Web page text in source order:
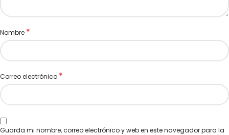
Nombre *
Correo electrónico *
Guarda mi nombre, correo electrónico y web en este navegador para la